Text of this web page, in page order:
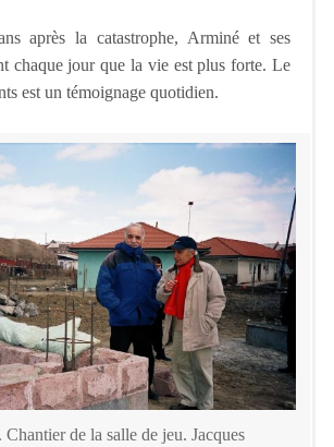
après la catastrophe, Arminé et ses
chaque jour que la vie est plus forte. Le
est un témoignage quotidien.
de la salle de jeu. Jacques